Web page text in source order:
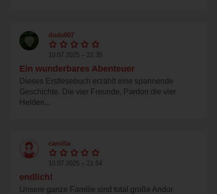
dodo007
10.07.2025 – 22:35
Ein wunderbares Abenteuer
Dieses Erstlesebuch erzählt eine spannende
Geschichte. Die vier Freunde, Pardon die vier
Helden...
camilla
10.07.2025 – 21:54
endlich!
Unsere ganze Familie sind total große Andor